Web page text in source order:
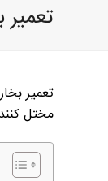
تعمیر
مختل